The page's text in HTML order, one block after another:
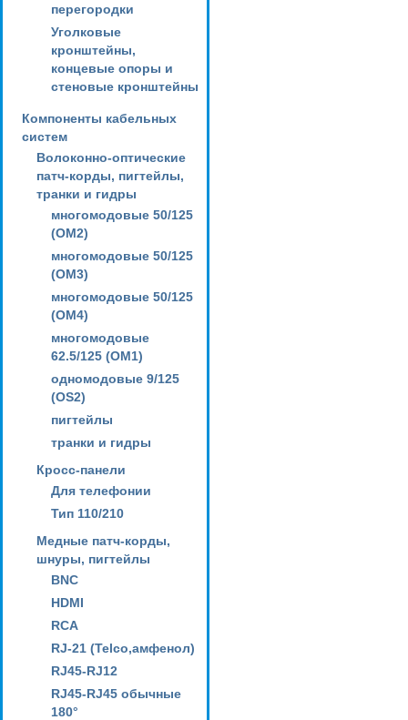
перегородки
Уголковые
кронштейны,
концевые опоры и
стеновые кронштейны
Компоненты кабельных
систем
Волоконно-оптические
патч-корды, пигтейлы,
транки и гидры
многомодовые 50/125
(OM2)
многомодовые 50/125
(OM3)
многомодовые 50/125
(OM4)
многомодовые
62.5/125 (OM1)
одномодовые 9/125
(OS2)
пигтейлы
транки и гидры
Кросс-панели
Для телефонии
Тип 110/210
Медные патч-корды,
шнуры, пигтейлы
BNC
HDMI
RCA
RJ-21 (Telco,амфенол)
RJ45-RJ12
RJ45-RJ45 обычные
180°